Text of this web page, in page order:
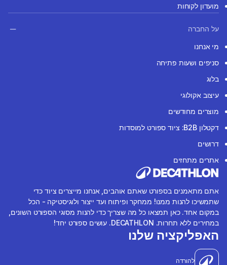
מועדון לקוחות
על החברה
מי אנחנו
סניפים ושעות פתיחה
בלוג
עיצוב אקולוגי
מוצרים מחודשים
דקטלון B2B: ציוד ספורט למוסדות
דרושים
אתרים מתחזים
אתם מתאמנים בספורט שאתם אוהבים, אנחנו מייצרים ציוד כדי
שתמשיכו להנות ממנו! ממחקר ופיתוח ועד ייצור ולוגיסטיקה - הכל
במקום אחד. כאן תמצאו כל מה שצריך כדי להנות מסוגי הספורט השונים,
במחירים ללא תחרות. DECATHLON. עושים ספורט יחד!
האפליקציה שלנו
להורדה